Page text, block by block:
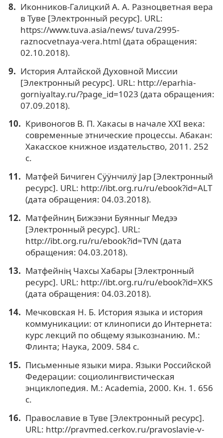
Иконников-Галицкий А. А. Разноцветная вера
в Туве [Электронный ресурс]. URL:
https://www.tuva.asia/news/ tuva/2995-
raznocvetnaya-vera.html (дата обращения:
02.10.2018).
История Алтайской Духовной Миссии
[Электронный ресурс]. URL: http://eparhia-
gorniyaltay.ru/?page_id=1023 (дата обращения:
07.09.2018).
Кривоногов В. П. Хакасы в начале XXI века:
современные этнические процессы. Абакан:
Хакасское книжное издательство, 2011. 252
с.
Матфей Бичиген Сÿÿнчилÿ Jар [Электронный
ресурс]. URL: http://ibt.org.ru/ru/ebook?id=ALT
(дата обращения: 04.03.2018).
Матфейниң Бижээни Буянныг Медээ
[Электронный ресурс]. URL:
http://ibt.org.ru/ru/ebook?id=TVN (дата
обращения: 04.03.2018).
Матфейнiң Чахсы Хабары [Электронный
ресурс]. URL: http://ibt.org.ru/ru/ebook?id=XKS
(дата обращения: 04.03.2018).
Мечковская Н. Б. История языка и история
коммуникации: от клинописи до Интернета:
курс лекций по общему языкознанию. М.:
Флинта; Наука, 2009. 584 с.
Письменные языки мира. Языки Российской
Федерации: социолингвистическая
энциклопедия. М.: Academia, 2000. Кн. 1. 656
с.
Православие в Туве [Электронный ресурс].
URL: http://pravmed.cerkov.ru/pravoslavie-v-